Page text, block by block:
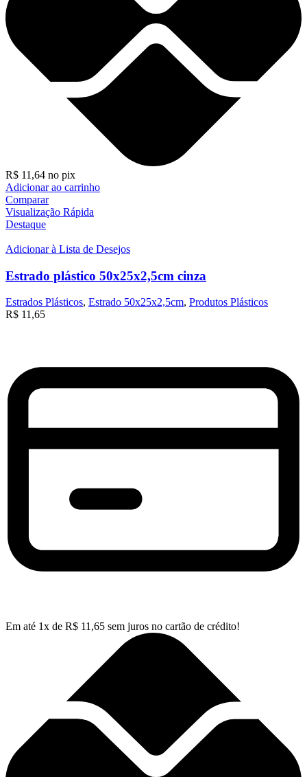
R$ 11,64 no pix
Adicionar ao carrinho
Comparar
Visualização Rápida
Destaque
Adicionar à Lista de Desejos
Estrado plástico 50x25x2,5cm cinza
Estrados Plásticos, Estrado 50x25x2,5cm, Produtos Plásticos
R$ 11,65
Em até 1x de R$ 11,65 sem juros no cartão de crédito!